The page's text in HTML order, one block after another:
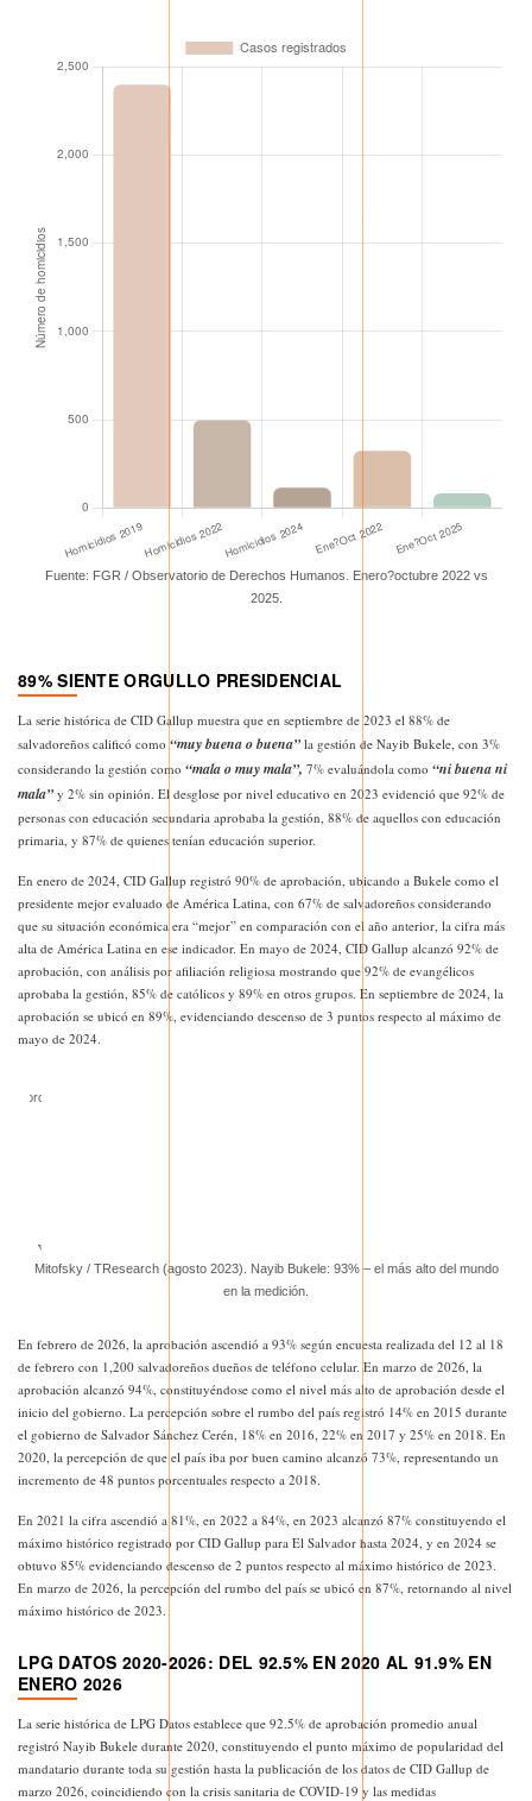
Fuente: FGR / Observatorio de Derechos Humanos. Enero?octubre 2022 vs
2025.
89% SIENTE ORGULLO PRESIDENCIAL
La serie histórica de CID Gallup muestra que en septiembre de 2023 el 88% de
salvadoreños calificó como “muy buena o buena” la gestión de Nayib Bukele, con 3%
considerando la gestión como “mala o muy mala”, 7% evaluándola como “ni buena ni
mala” y 2% sin opinión. El desglose por nivel educativo en 2023 evidenció que 92% de
personas con educación secundaria aprobaba la gestión, 88% de aquellos con educación
primaria, y 87% de quienes tenían educación superior.
En enero de 2024, CID Gallup registró 90% de aprobación, ubicando a Bukele como el
presidente mejor evaluado de América Latina, con 67% de salvadoreños considerando
que su situación económica era “mejor” en comparación con el año anterior, la cifra más
alta de América Latina en ese indicador. En mayo de 2024, CID Gallup alcanzó 92% de
aprobación, con análisis por afiliación religiosa mostrando que 92% de evangélicos
aprobaba la gestión, 85% de católicos y 89% en otros grupos. En septiembre de 2024, la
aprobación se ubicó en 89%, evidenciando descenso de 3 puntos respecto al máximo de
mayo de 2024.
Mitofsky / TResearch (agosto 2023). Nayib Bukele: 93% – el más alto del mundo
en la medición.
En febrero de 2026, la aprobación ascendió a 93% según encuesta realizada del 12 al 18
de febrero con 1,200 salvadoreños dueños de teléfono celular. En marzo de 2026, la
aprobación alcanzó 94%, constituyéndose como el nivel más alto de aprobación desde el
inicio del gobierno. La percepción sobre el rumbo del país registró 14% en 2015 durante
el gobierno de Salvador Sánchez Cerén, 18% en 2016, 22% en 2017 y 25% en 2018. En
2020, la percepción de que el país iba por buen camino alcanzó 73%, representando un
incremento de 48 puntos porcentuales respecto a 2018.
En 2021 la cifra ascendió a 81%, en 2022 a 84%, en 2023 alcanzó 87% constituyendo el
máximo histórico registrado por CID Gallup para El Salvador hasta 2024, y en 2024 se
obtuvo 85% evidenciando descenso de 2 puntos respecto al máximo histórico de 2023.
En marzo de 2026, la percepción del rumbo del país se ubicó en 87%, retornando al nivel
máximo histórico de 2023.
LPG DATOS 2020-2026: DEL 92.5% EN 2020 AL 91.9% EN
ENERO 2026
La serie histórica de LPG Datos establece que 92.5% de aprobación promedio anual
registró Nayib Bukele durante 2020, constituyendo el punto máximo de popularidad del
mandatario durante toda su gestión hasta la publicación de los datos de CID Gallup de
marzo 2026, coincidiendo con la crisis sanitaria de COVID-19 y las medidas